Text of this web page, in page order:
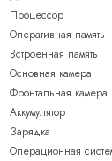
Процессор
Оперативная память
Встроенная память
Основная камера
Фронтальная камера
Аккумулятор
Зарядка
Операционная